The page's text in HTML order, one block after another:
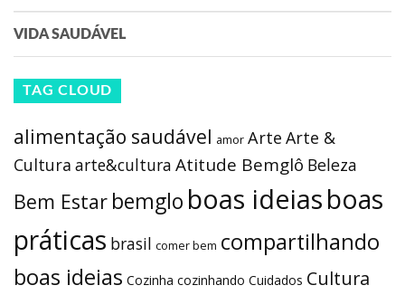
VIDA SAUDÁVEL
TAG CLOUD
alimentação saudável amor Arte Arte &
Cultura arte&cultura Atitude Bemglô Beleza
Bem Estar bemglo boas ideiasboas
práticas brasil comer bem compartilhando
boas ideias Cozinha cozinhando Cuidados Cultura